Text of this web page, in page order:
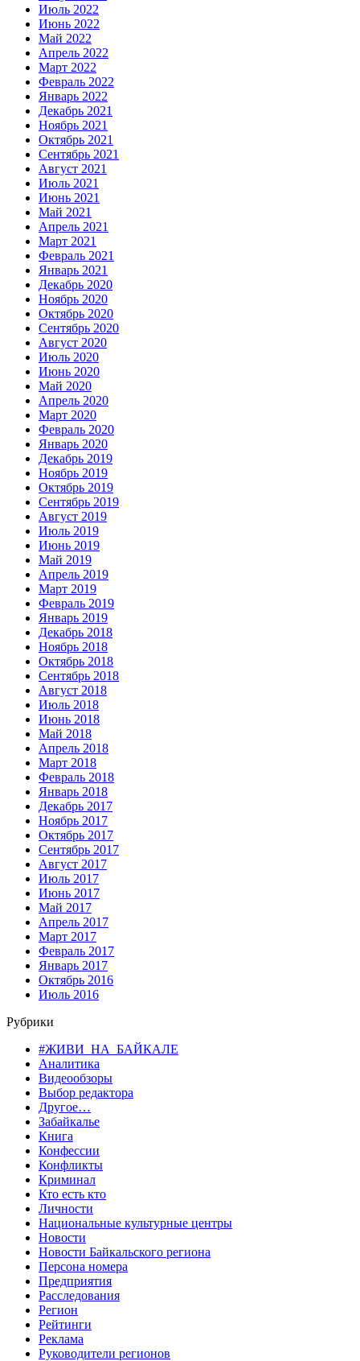
Июль 2022
Июнь 2022
Май 2022
Апрель 2022
Март 2022
Февраль 2022
Январь 2022
Декабрь 2021
Ноябрь 2021
Октябрь 2021
Сентябрь 2021
Август 2021
Июль 2021
Июнь 2021
Май 2021
Апрель 2021
Март 2021
Февраль 2021
Январь 2021
Декабрь 2020
Ноябрь 2020
Октябрь 2020
Сентябрь 2020
Август 2020
Июль 2020
Июнь 2020
Май 2020
Апрель 2020
Март 2020
Февраль 2020
Январь 2020
Декабрь 2019
Ноябрь 2019
Октябрь 2019
Сентябрь 2019
Август 2019
Июль 2019
Июнь 2019
Май 2019
Апрель 2019
Март 2019
Февраль 2019
Январь 2019
Декабрь 2018
Ноябрь 2018
Октябрь 2018
Сентябрь 2018
Август 2018
Июль 2018
Июнь 2018
Май 2018
Апрель 2018
Март 2018
Февраль 2018
Январь 2018
Декабрь 2017
Ноябрь 2017
Октябрь 2017
Сентябрь 2017
Август 2017
Июль 2017
Июнь 2017
Май 2017
Апрель 2017
Март 2017
Февраль 2017
Январь 2017
Октябрь 2016
Июль 2016
Рубрики
#ЖИВИ_НА_БАЙКАЛЕ
Аналитика
Видеообзоры
Выбор редактора
Другое…
Забайкалье
Книга
Конфессии
Конфликты
Криминал
Кто есть кто
Личности
Национальные культурные центры
Новости
Новости Байкальского региона
Персона номера
Предприятия
Расследования
Регион
Рейтинги
Реклама
Руководители регионов